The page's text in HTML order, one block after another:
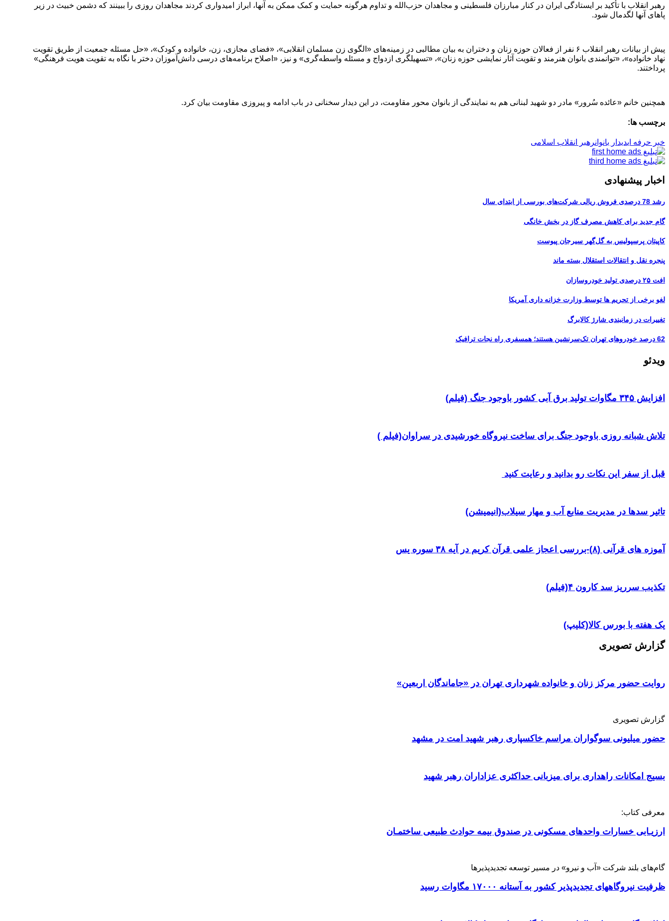
رهبر انقلاب با تأکید بر ایستادگی ایران در کنار مبارزان فلسطینی و مجاهدان حزب‌الله و تداوم هرگونه حمایت و کمک ممکن به آنها، ابراز امیدواری کردند مجاهدان روزی را ببینند که دشمن خبیث در زیر
پاهای آنها لگدمال شود.
پیش از بیانات رهبر انقلاب ۶ نفر از فعالان حوزه زنان و دختران به بیان مطالبی در زمینه‌های «الگوی زن مسلمان انقلابی»، «فضای مجازی، زن، خانواده و کودک»، «حل مسئله جمعیت از طریق تقویت
نهاد خانواده»، «توانمندی بانوان هنرمند و تقویت آثار نمایشی حوزه زنان»، «تسهیلگری ازدواج و مسئله واسطه‌گری» و نیز، «اصلاح برنامه‌های درسی دانش‌آموزان دختر با نگاه به تقویت هویت فرهنگی»
پرداختند.
همچنین خانم «عائده سُرور» مادر دو شهید لبنانی هم به نمایندگی از بانوان محور مقاومت، در این دیدار سخنانی در باب ادامه و پیروزی مقاومت بیان کرد.
برچسب ها:
خبر حرفه ایدیدار بانوانرهبر انقلاب اسلامی
اخبار پیشنهادی
رشد 78 درصدی فروش ریالی شرکت‌های بورسی از ابتدای سال
گام جدید برای کاهش مصرف گاز در بخش خانگی
کاپیتان پرسپولیس به گل‌گهر سیرجان پیوست
پنجره‌ نقل و انتقالات استقلال بسته ماند
افت ۲۵ درصدی تولید خودروسازان
لغو برخی از تحریم ها توسط وزارت خزانه داری آمریکا
تغییرات در زمانبندی‌ شارژ کالابرگ
62 درصد خودروهای تهران تک‌سرنشین‌ هستند؛ همسفری راه نجات ترافیک
ویدئو
افزایش ۳۴۵ مگاوات تولید برق آبی کشور باوجود جنگ (فیلم)
تلاش شبانه روزی باوجود جنگ برای ساخت نیروگاه خورشیدی در سراوان(فیلم )
قبل از سفر این نکات رو بدانید و رعایت کنید ‌
تاثیر سدها در مدیریت منابع آب و مهار سیلاب(انیمیشن)
آموزه های قرآنی (۸)-بررسی اعجاز علمی قرآن کریم در آیه ۳۸ سوره یس
تکذیب سرریز سد کارون ۴(فیلم)
یک هفته با بورس کالا(کلیپ)
گزارش تصویری
روایت حضور مرکز زنان و خانواده شهرداری تهران در «جاماندگان اربعین»
گزارش تصویری
حضور میلیونی سوگواران مراسم خاکسپاری رهبر شهید امت در مشهد
بسیج امکانات راهداری برای میزبانی حداکثری عزاداران رهبر شهید
معرفی کتاب:
ارزیـابی خسارات واحدهای مسکونی در صندوق بیمه حوادث طبیعی ساختمـان
گام‌های بلند شرکت «آب و نیرو» در مسیر توسعه تجدیدپذیرها
ظرفیت نیروگاههای تجدیدپذیر کشور به آستانه ۱۷۰۰۰ مگاوات رسید